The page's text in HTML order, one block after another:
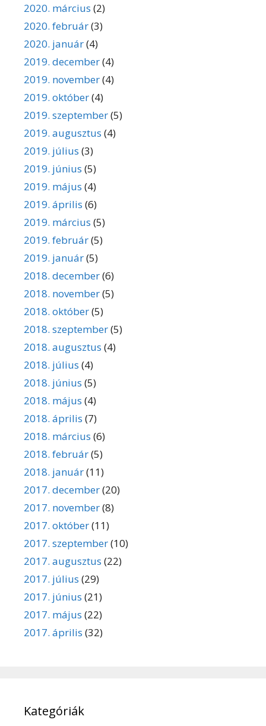
2020. március (2)
2020. február(3)
2020. január(4)
2019. december(4)
2019. november(4)
2019. október(4)
2019. szeptember(5)
2019. augusztus (4)
2019. július (3)
2019. június (5)
2019. május (4)
2019. április (6)
2019. március (5)
2019. február(5)
2019. január(5)
2018. december(6)
2018. november(5)
2018. október(5)
2018. szeptember(5)
2018. augusztus (4)
2018. július (4)
2018. június (5)
2018. május (4)
2018. április (7)
2018. március (6)
2018. február(5)
2018. január(11)
2017. december(20)
2017. november(8)
2017. október(11)
2017. szeptember(10)
2017. augusztus (22)
2017. július (29)
2017. június (21)
2017. május (22)
2017. április (32)
Kategóriák